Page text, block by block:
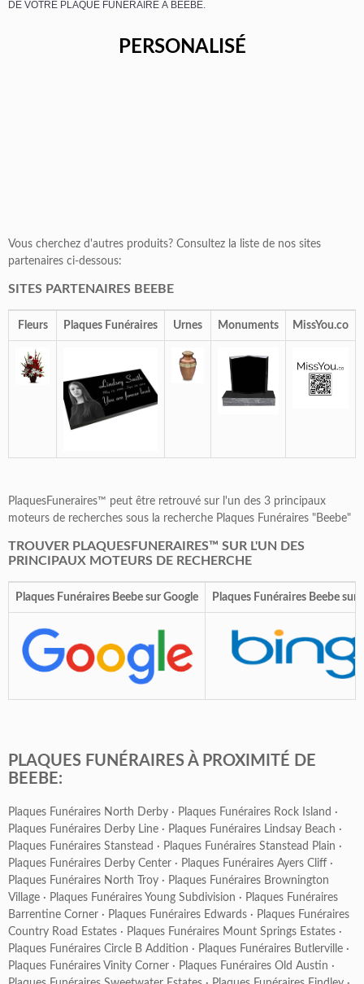
DE VOTRE PLAQUE FUNÉRAIRE À BEEBE.
PERSONALISÉ
Vous cherchez d'autres produits? Consultez la liste de nos sites
partenaires ci-dessous:
SITES PARTENAIRES BEEBE
Fleurs Plaques Funéraires Urnes Monuments MissYou.co
PlaquesFuneraires™ peut être retrouvé sur l'un des 3 principaux
moteurs de recherches sous la recherche Plaques Funéraires "Beebe"
TROUVER PLAQUESFUNERAIRES™ SUR L'UN DES
PRINCIPAUX MOTEURS DE RECHERCHE
Plaques Funéraires Beebe sur Google Plaques Funéraires Beebe sur
PLAQUES FUNÉRAIRES À PROXIMITÉ DE
BEEBE:
Plaques Funéraires North Derby · Plaques Funéraires Rock Island ·
Plaques Funéraires Derby Line · Plaques Funéraires Lindsay Beach ·
Plaques Funéraires Stanstead · Plaques Funéraires Stanstead Plain ·
Plaques Funéraires Derby Center · Plaques Funéraires Ayers Cliff ·
Plaques Funéraires North Troy · Plaques Funéraires Brownington
Village · Plaques Funéraires Young Subdivision · Plaques Funéraires
Barrentine Corner · Plaques Funéraires Edwards · Plaques Funéraires
Country Road Estates · Plaques Funéraires Mount Springs Estates ·
Plaques Funéraires Circle B Addition · Plaques Funéraires Butlerville ·
Plaques Funéraires Vinity Corner · Plaques Funéraires Old Austin ·